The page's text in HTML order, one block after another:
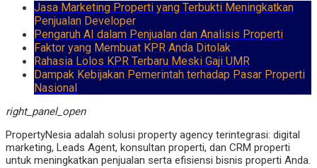
Jasa Marketing Properti yang Terbukti Meningkatkan
Penjualan Developer
Pengaruh AI dalam Penjualan dan Analisis Properti
Faktor yang Membuat KPR Anda Ditolak
Rahasia Lolos KPR Terbaru Meski Gaji UMR
Dampak Kebijakan Pemerintah terhadap Pasar Properti
Nasional
right_panel_open
PropertyNesia adalah solusi property agency terintegrasi: digital
marketing, Leads Agent, konsultan properti, dan CRM properti
untuk meningkatkan penjualan serta efisiensi bisnis properti Anda.